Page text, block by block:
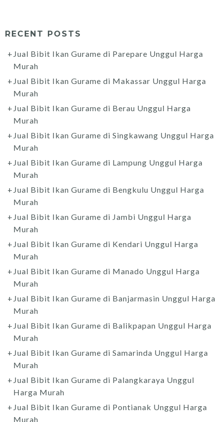
RECENT POSTS
Jual Bibit Ikan Gurame di Parepare Unggul Harga
Murah
Jual Bibit Ikan Gurame di Makassar Unggul Harga
Murah
Jual Bibit Ikan Gurame di Berau Unggul Harga
Murah
Jual Bibit Ikan Gurame di Singkawang Unggul Harga
Murah
Jual Bibit Ikan Gurame di Lampung Unggul Harga
Murah
Jual Bibit Ikan Gurame di Bengkulu Unggul Harga
Murah
Jual Bibit Ikan Gurame di Jambi Unggul Harga
Murah
Jual Bibit Ikan Gurame di Kendari Unggul Harga
Murah
Jual Bibit Ikan Gurame di Manado Unggul Harga
Murah
Jual Bibit Ikan Gurame di Banjarmasin Unggul Harga
Murah
Jual Bibit Ikan Gurame di Balikpapan Unggul Harga
Murah
Jual Bibit Ikan Gurame di Samarinda Unggul Harga
Murah
Jual Bibit Ikan Gurame di Palangkaraya Unggul
Harga Murah
Jual Bibit Ikan Gurame di Pontianak Unggul Harga
Murah